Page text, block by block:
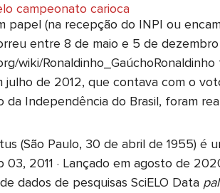
campeonato carioca
(na recepção do INPI ou
entre 8 de maio e 5 de
wiki/
de 2012, que contava com o
Independência do Brasil, foram
(São Paulo, 30 de abril de 1955) é
2011 · Lançado em agosto de
dados de pesquisas SciELO Data